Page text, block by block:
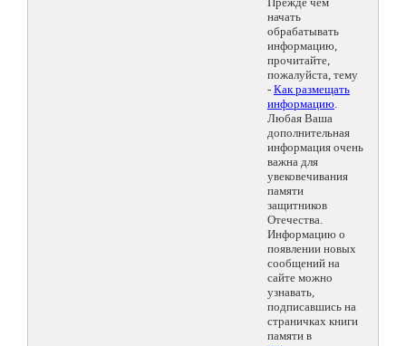
начать
обрабатывать
информацию,
прочитайте,
пожалуйста, тему
- Как размещать
информацию.
Любая Ваша
дополнительная
информация очень
важна для
увековечивания
памяти
защитников
Отечества.
Информацию о
появлении новых
сообщений на
сайте можно
узнавать,
подписавшись на
страничках книги
памяти в